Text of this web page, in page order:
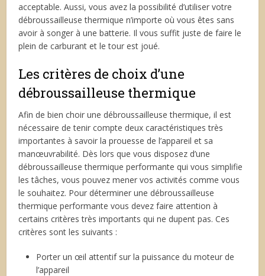
acceptable. Aussi, vous avez la possibilité d’utiliser votre
débroussailleuse thermique n’importe où vous êtes sans
avoir à songer à une batterie. Il vous suffit juste de faire le
plein de carburant et le tour est joué.
Les critères de choix d’une
débroussailleuse thermique
Afin de bien choir une débroussailleuse thermique, il est
nécessaire de tenir compte deux caractéristiques très
importantes à savoir la prouesse de l’appareil et sa
manœuvrabilité. Dès lors que vous disposez d’une
débroussailleuse thermique performante qui vous simplifie
les tâches, vous pouvez mener vos activités comme vous
le souhaitez. Pour déterminer une débroussailleuse
thermique performante vous devez faire attention à
certains critères très importants qui ne dupent pas. Ces
critères sont les suivants :
Porter un œil attentif sur la puissance du moteur de
l’appareil